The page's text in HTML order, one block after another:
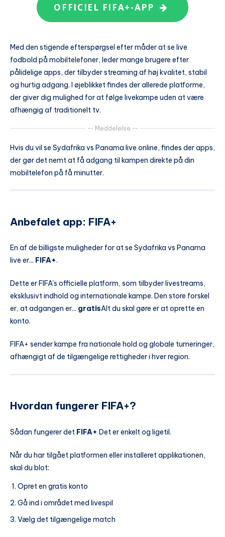
OFFICIEL FIFA+-APP
Med den stigende efterspørgsel efter måder at se live
fodbold på mobiltelefoner, leder mange brugere efter
pålidelige apps, der tilbyder streaming af høj kvalitet, stabil
og hurtig adgang. I øjeblikket findes der allerede platforme,
der giver dig mulighed for at følge livekampe uden at være
afhængig af traditionelt tv.
-- Meddelelse --
Hvis du vil se Sydafrika vs Panama live online, findes der apps,
der gør det nemt at få adgang til kampen direkte på din
mobiltelefon på få minutter.
Anbefalet app: FIFA+
En af de billigste muligheder for at se Sydafrika vs Panama
live er... FIFA+.
Dette er FIFA's officielle platform, som tilbyder livestreams,
eksklusivt indhold og internationale kampe. Den store forskel
er, at adgangen er... gratisAlt du skal gøre er at oprette en
konto.
FIFA+ sender kampe fra nationale hold og globale turneringer,
afhængigt af de tilgængelige rettigheder i hver region.
Hvordan fungerer FIFA+?
Sådan fungerer det FIFA+ Det er enkelt og ligetil.
Når du har tilgået platformen eller installeret applikationen,
skal du blot:
Opret en gratis konto
Gå ind i området med livespil
Vælg det tilgængelige match